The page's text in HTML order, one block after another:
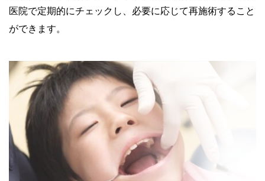
医院で定期的にチェックし、必要に応じて再施術すること
ができます。